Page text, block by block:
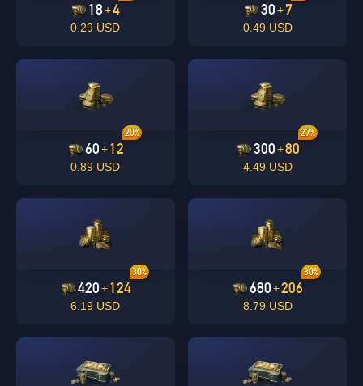
18+4
0.29 USD
30+ 7
0.49 USD
60+12
20%
0.89 USD
300+80
27%
4.49 USD
420+124
30%
6.19 USD
680+206
30%
8.79 USD